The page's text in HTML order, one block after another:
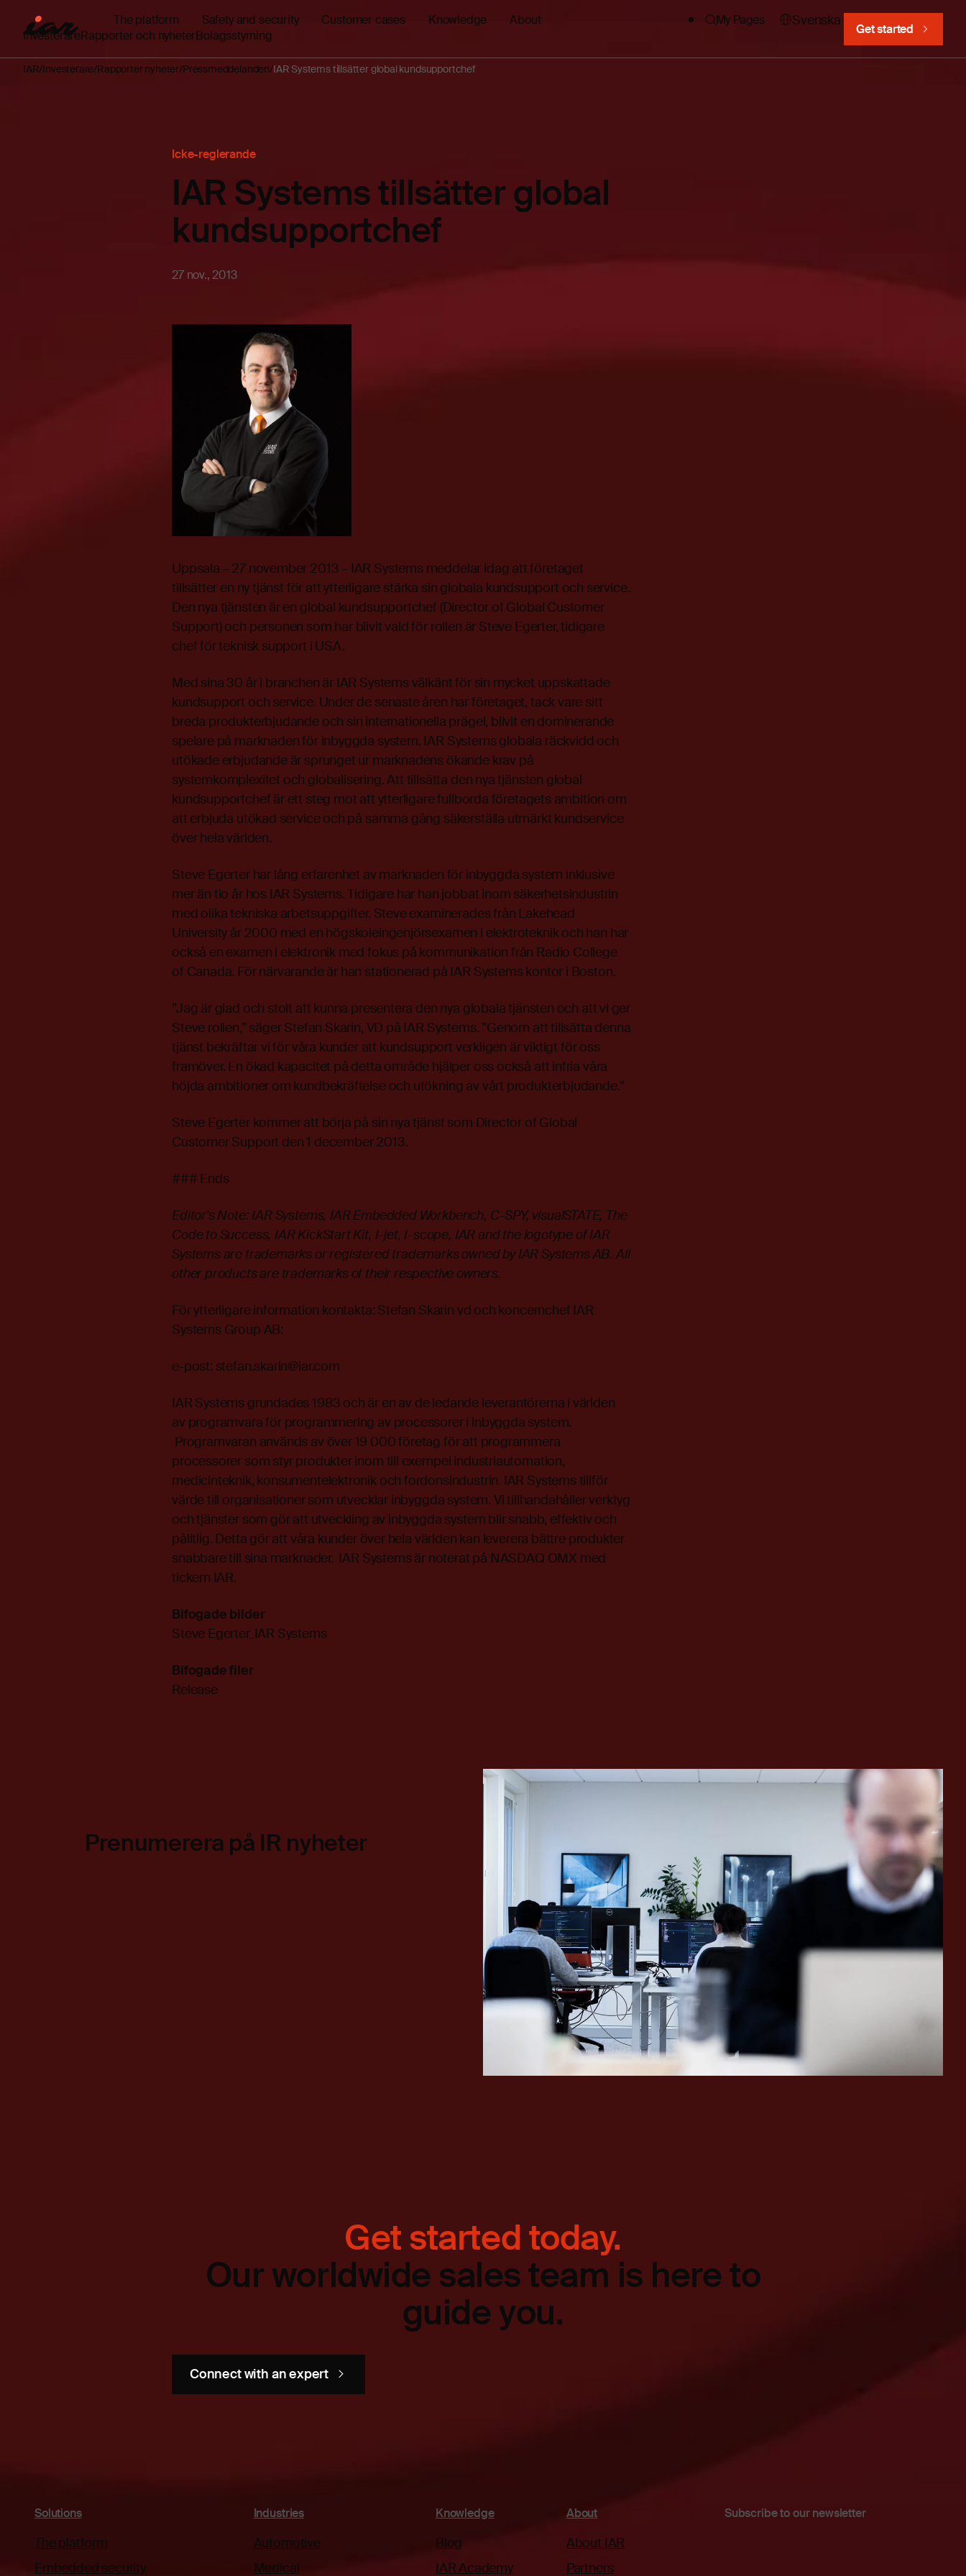
The platform Safety and security Customer cases Knowledge About My Pages Svenska
Get started
InvesterareRapporter och nyheterBolagsstyrning
IAR Investerare Rapporter nyheter Pressmeddelanden IAR Systems tillsätter global kundsupportchef
Icke-reglerande
IAR Systems tillsätter global
kundsupportchef
27 nov., 2013
Uppsala – 27 november 2013 – IAR Systems meddelar idag att företaget
tillsätter en ny tjänst för att ytterligare stärka sin globala kundsupport och service.
Den nya tjänsten är en global kundsupportchef (Director of Global Customer
Support) och personen som har blivit vald för rollen är Steve Egerter, tidigare
chef för teknisk support i USA.
Med sina 30 år i branchen är IAR Systems välkänt för sin mycket uppskattade
kundsupport och service. Under de senaste åren har företaget, tack vare sitt
breda produkterbjudande och sin internationella prägel, blivit en dominerande
spelare på marknaden för inbyggda system. IAR Systems globala räckvidd och
utökade erbjudande är sprunget ur marknadens ökande krav på
systemkomplexitet och globalisering. Att tillsätta den nya tjänsten global
kundsupportchef är ett steg mot att ytterligare fullborda företagets ambition om
att erbjuda utökad service och på samma gång säkerställa utmärkt kundservice
över hela världen.
Steve Egerter har lång erfarenhet av marknaden för inbyggda system inklusive
mer än tio år hos IAR Systems. Tidigare har han jobbat inom säkerhetsindustrin
med olika tekniska arbetsuppgifter. Steve examinerades från Lakehead
University år 2000 med en högskoleingenjörsexamen i elektroteknik och han har
också en examen i elektronik med fokus på kommunikation från Radio College
of Canada. För närvarande är han stationerad på IAR Systems kontor i Boston.
”Jag är glad och stolt att kunna presentera den nya globala tjänsten och att vi ger
Steve rollen,” säger Stefan Skarin, VD på IAR Systems. ”Genom att tillsätta denna
tjänst bekräftar vi för våra kunder att kundsupport verkligen är viktigt för oss
framöver. En ökad kapacitet på detta område hjälper oss också att infria våra
höjda ambitioner om kundbekräftelse och utökning av vårt produkterbjudande.”
Steve Egerter kommer att börja på sin nya tjänst som Director of Global
Customer Support den 1 december 2013.
### Ends
Editor's Note:IAR Systems, IAR Embedded Workbench, C-SPY, visualSTATE, The
Code to Success, IAR KickStart Kit, I-jet, I-scope, IAR and the logotype of IAR
Systems are trademarks or registered trademarks owned by IAR Systems AB. All
other products are trademarks of their respective owners.
För ytterligare information kontakta: Stefan Skarin vd och koncernchef IAR
Systems Group AB:
e-post: stefan.skarin@iar.com
IAR Systems grundades 1983 och är en av de ledande leverantörerna i världen
av programvara för programmering av processorer i inbyggda system.
Programvaran används av över 19 000 företag för att programmera
processorer som styr produkter inom till exempel industriautomation,
medicinteknik, konsumentelektronik och fordonsindustrin. IAR Systems tillför
värde till organisationer som utvecklar inbyggda system. Vi tillhandahåller verktyg
och tjänster som gör att utveckling av inbyggda system blir snabb, effektiv och
pålitlig. Detta gör att våra kunder över hela världen kan leverera bättre produkter
snabbare till sina marknader. IAR Systems är noterat på NASDAQ OMX med
tickern IAR.
Bifogade bilder
Steve Egerter_IAR Systems
Bifogade filer
Release
Prenumerera på IR nyheter
Get started today.
Our worldwide sales team is here to
guide you.
Connect with an expert
Solutions
The platform
Embedded security
Industries
Automotive
Medical
Knowledge
Blog
IAR Academy
About
About IAR
Partners
Subscribe to our newsletter